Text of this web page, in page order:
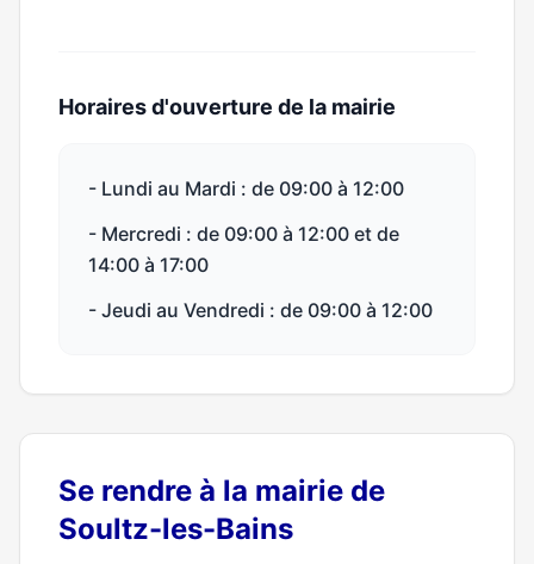
Horaires d'ouverture de la mairie
- Lundi au Mardi : de 09:00 à 12:00
- Mercredi : de 09:00 à 12:00 et de
14:00 à 17:00
- Jeudi au Vendredi : de 09:00 à 12:00
Se rendre à la mairie de
Soultz-les-Bains